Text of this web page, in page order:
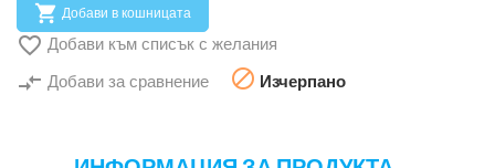
 Добави в кошницата
 Добави към списък с желания
compare_arrows Добави за сравнение  Изчерпано